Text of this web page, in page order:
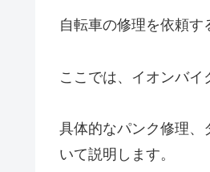
自転車の修理を依頼す
ここでは、イオンバイ
具体的なパンク修理、
いて説明します。